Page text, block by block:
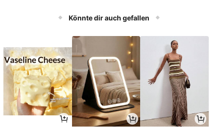
Könnte dir auch gefallen